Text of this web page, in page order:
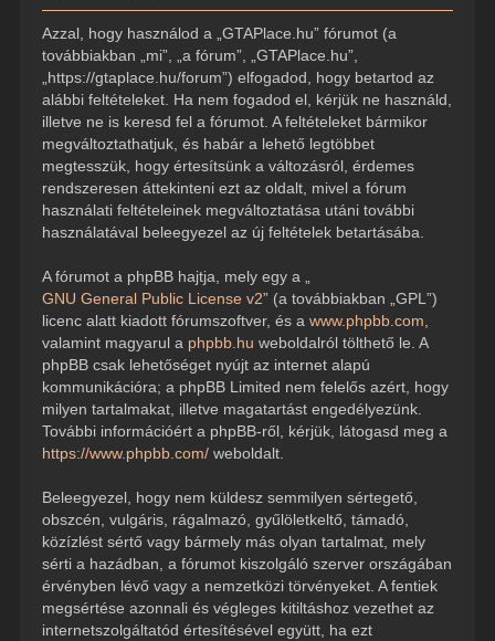
Azzal, hogy használod a „GTAPlace.hu” fórumot (a
továbbiakban „mi”, „a fórum”, „GTAPlace.hu”,
„https://gtaplace.hu/forum”) elfogadod, hogy betartod az
alábbi feltételeket. Ha nem fogadod el, kérjük ne használd,
illetve ne is keresd fel a fórumot. A feltételeket bármikor
megváltoztathatjuk, és habár a lehető legtöbbet
megtesszük, hogy értesítsünk a változásról, érdemes
rendszeresen áttekinteni ezt az oldalt, mivel a fórum
használati feltételeinek megváltoztatása utáni további
használatával beleegyezel az új feltételek betartásába.
A fórumot a phpBB hajtja, mely egy a „
GNU General Public License v2” (a továbbiakban „GPL”)
licenc alatt kiadott fórumszoftver, és a www.phpbb.com
valamint magyarul a phpbb.hu weboldalról tölthető le. A
phpBB csak lehetőséget nyújt az internet alapú
kommunikációra; a phpBB Limited nem felelős azért, hogy
milyen tartalmakat, illetve magatartást engedélyezünk.
További információért a phpBB-ről, kérjük, látogasd meg a
https://www.phpbb.com/weboldalt.
Beleegyezel, hogy nem küldesz semmilyen sértegető,
obszcén, vulgáris, rágalmazó, gyűlöletkeltő, támadó,
közízlést sértő vagy bármely más olyan tartalmat, mely
sérti a hazádban, a fórumot kiszolgáló szerver országában
érvényben lévő vagy a nemzetközi törvényeket. A fentiek
megsértése azonnali és végleges kitiltáshoz vezethet az
internetszolgáltatód értesítésével együtt, ha ezt